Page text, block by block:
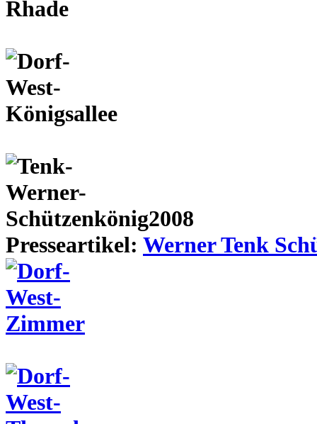
Presseartikel: Werner Tenk